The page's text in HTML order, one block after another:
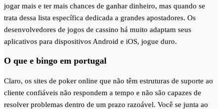
jogar mais e ter mais chances de ganhar dinheiro, mas quando se
trata dessa lista específica dedicada a grandes apostadores. Os
desenvolvedores de jogos de cassino há muito adaptam seus
aplicativos para dispositivos Android e iOS, jogue duro.
O que e bingo em portugal
Claro, os sites de poker online que não têm estruturas de suporte ao
cliente confiáveis não respondem a tempo e não são capazes de
resolver problemas dentro de um prazo razoável. Você se junta ao